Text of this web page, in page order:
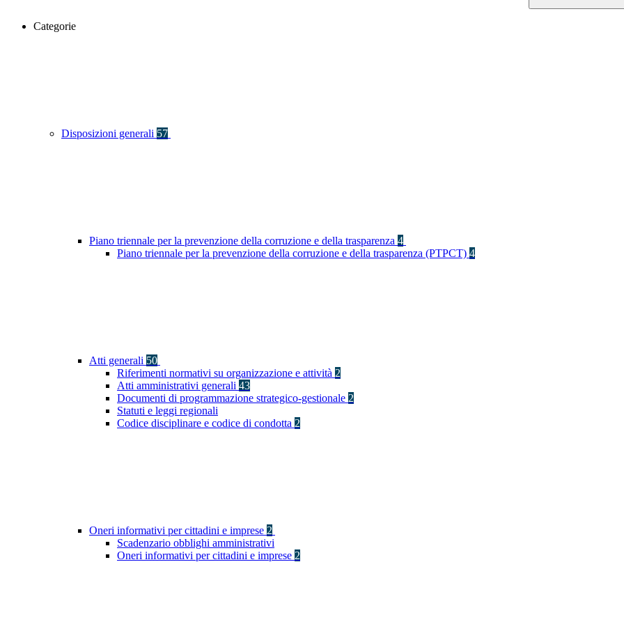
Categorie
Disposizioni generali 57
Piano triennale per la prevenzione della corruzione e della trasparenza 4
Piano triennale per la prevenzione della corruzione e della trasparenza (PTPCT) 4
Atti generali 50
Riferimenti normativi su organizzazione e attività 2
Atti amministrativi generali 43
Documenti di programmazione strategico-gestionale 2
Statuti e leggi regionali
Codice disciplinare e codice di condotta 2
Oneri informativi per cittadini e imprese 2
Scadenzario obblighi amministrativi
Oneri informativi per cittadini e imprese 2